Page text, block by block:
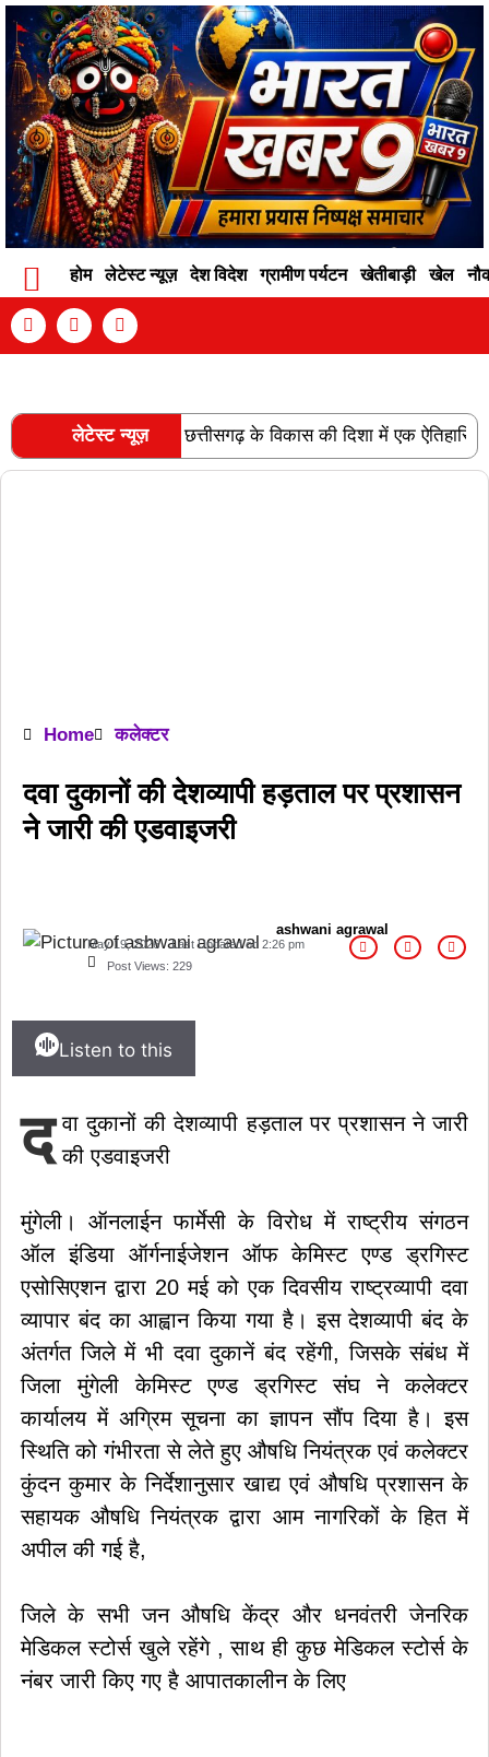
होम लेटेस्ट न्यूज़ देश विदेश ग्रामीण पर्यटन खेतीबाड़ी खेल
लेटेस्ट न्यूज़
लाइन की स्वीकृति छत्तीसगढ़ के विकास की दिशा में एक ऐतिहासिक
RECENT POSTS
Home कलेक्टर
दवा दुकानों की देशव्यापी हड़ताल पर प्रशासन
ने जारी की एडवाइजरी
ashwani agrawal
May 19, 2026 Last Updated on 2:26 pm
Post Views: 229
Listen to this
द वा दुकानों की देशव्यापी हड़ताल पर प्रशासन ने जारी
की एडवाइजरी
मुंगेली। ऑनलाईन फार्मेसी के विरोध में राष्ट्रीय संगठन
ऑल इंडिया ऑर्गनाईजेशन ऑफ केमिस्ट एण्ड ड्रगिस्ट
एसोसिएशन द्वारा 20 मई को एक दिवसीय राष्ट्रव्यापी दवा
व्यापार बंद का आह्वान किया गया है। इस देशव्यापी बंद के
अंतर्गत जिले में भी दवा दुकानें बंद रहेंगी, जिसके संबंध में
जिला मुंगेली केमिस्ट एण्ड ड्रगिस्ट संघ ने कलेक्टर
कार्यालय में अग्रिम सूचना का ज्ञापन सौंप दिया है। इस
स्थिति को गंभीरता से लेते हुए औषधि नियंत्रक एवं कलेक्टर
कुंदन कुमार के निर्देशानुसार खाद्य एवं औषधि प्रशासन के
सहायक औषधि नियंत्रक द्वारा आम नागरिकों के हित में
अपील की गई है,
जिले के सभी जन औषधि केंद्र और धनवंतरी जेनरिक
मेडिकल स्टोर्स खुले रहेंगे , साथ ही कुछ मेडिकल स्टोर्स के
नंबर जारी किए गए है आपातकालीन के लिए